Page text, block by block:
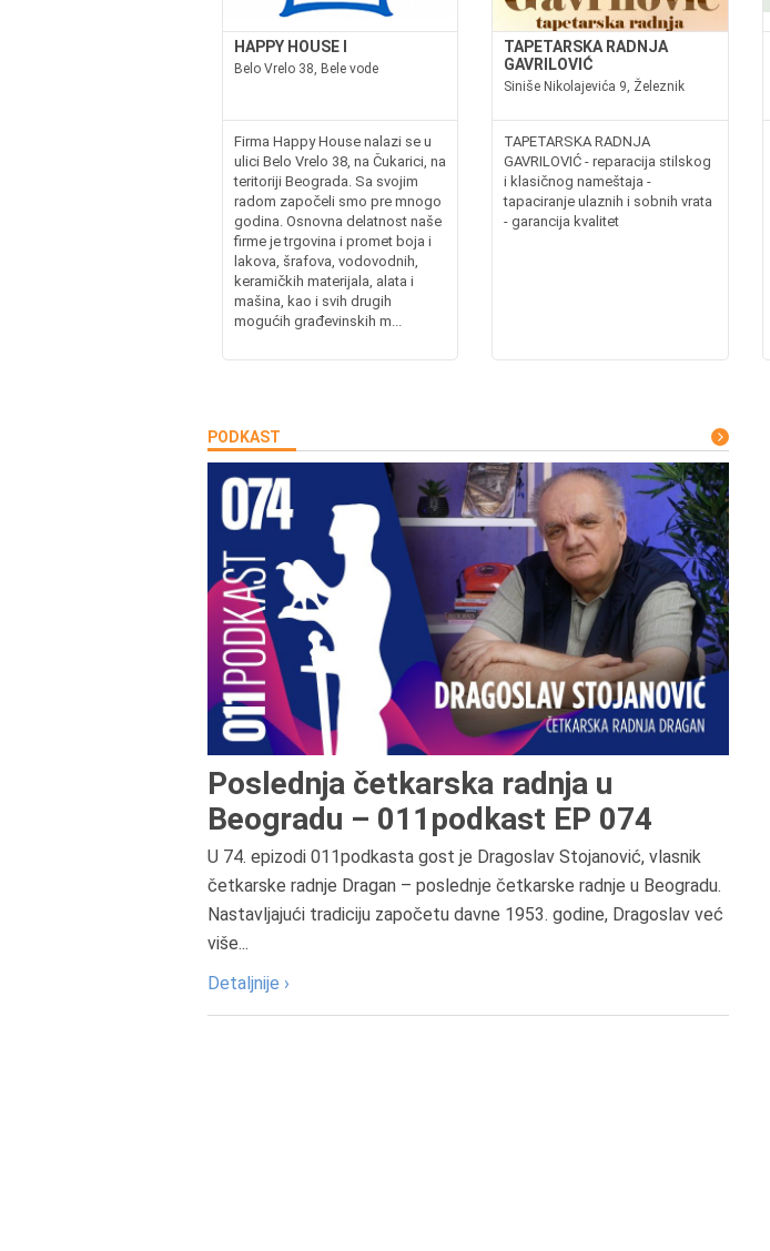
HAPPY HOUSE I
Belo Vrelo 38, Bele vode
Firma Happy House nalazi se u
ulici Belo Vrelo 38, na Čukarici, na
teritoriji Beograda. Sa svojim
radom započeli smo pre mnogo
godina. Osnovna delatnost naše
firme je trgovina i promet boja i
lakova, šrafova, vodovodnih,
keramičkih materijala, alata i
mašina, kao i svih drugih
mogućih građevinskih m...
TAPETARSKA RADNJA
GAVRILOVIĆ
Siniše Nikolajevića 9, Železnik
TAPETARSKA RADNJA
GAVRILOVIĆ - reparacija stilskog
i klasičnog nameštaja -
tapaciranje ulaznih i sobnih vrata
- garancija kvalitet
PODKAST
Poslednja četkarska radnja u
Beogradu – 011podkast EP 074
U 74. epizodi 011podkasta gost je Dragoslav Stojanović, vlasnik
četkarske radnje Dragan – poslednje četkarske radnje u Beogradu.
Nastavljajući tradiciju započetu davne 1953. godine, Dragoslav već
više...
Detaljnije ›